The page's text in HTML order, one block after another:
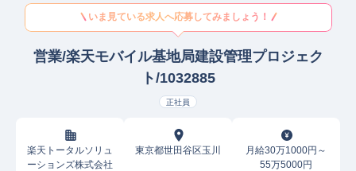
いま見ている求人へ応募してみましょう！
営業/楽天モバイル基地局建設管理プロジェク
ト/1032885
正社員
楽天トータルソリュ
ーションズ株式会社
東京都世田谷区玉川
月給30万1000円～
55万5000円